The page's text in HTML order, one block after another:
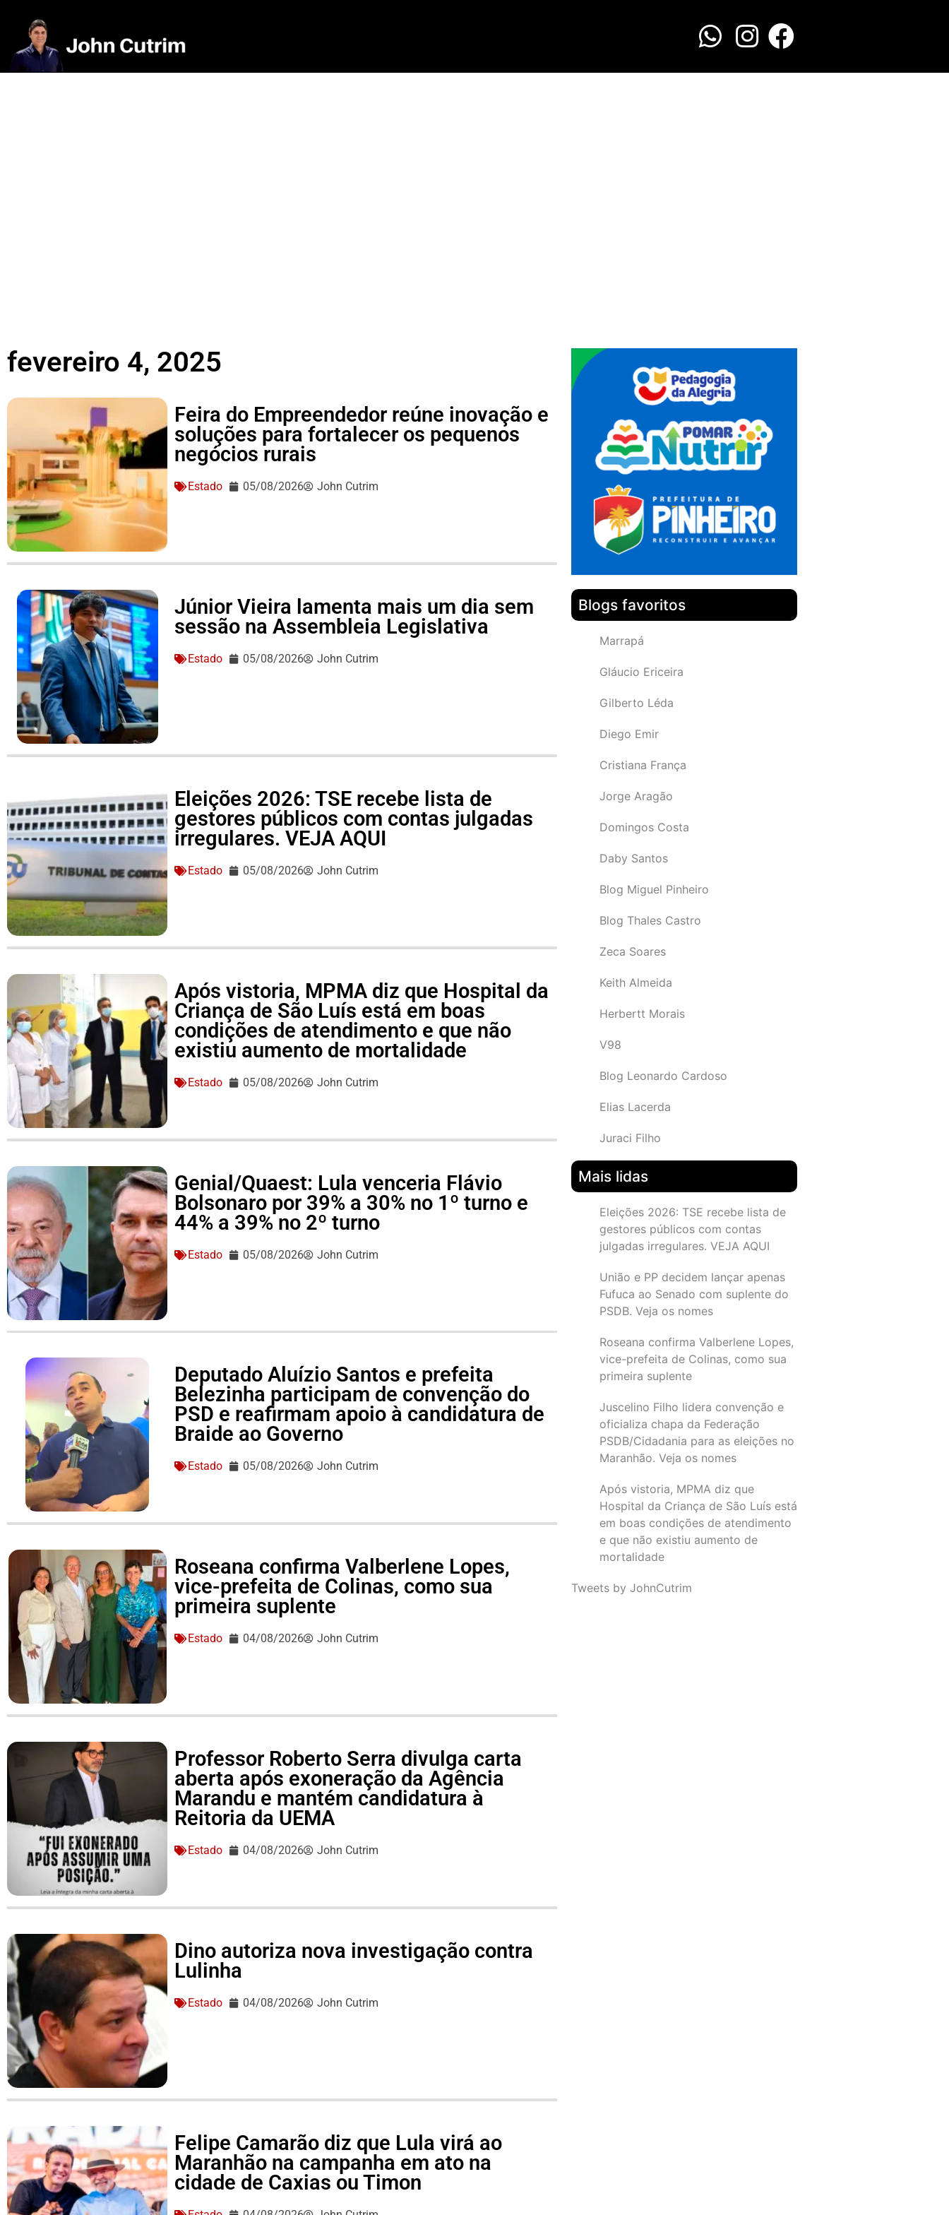
fevereiro 4, 2025
Feira do Empreendedor reúne inovação e
soluções para fortalecer os pequenos
negócios rurais
Estado 05/08/2026 John Cutrim
Júnior Vieira lamenta mais um dia sem
sessão na Assembleia Legislativa
Estado 05/08/2026 John Cutrim
Eleições 2026: TSE recebe lista de
gestores públicos com contas julgadas
irregulares. VEJA AQUI
Estado 05/08/2026 John Cutrim
Após vistoria, MPMA diz que Hospital da
Criança de São Luís está em boas
condições de atendimento e que não
existiu aumento de mortalidade
Estado 05/08/2026 John Cutrim
Genial/Quaest: Lula venceria Flávio
Bolsonaro por 39% a 30% no 1º turno e
44% a 39% no 2º turno
Estado 05/08/2026 John Cutrim
Deputado Aluízio Santos e prefeita
Belezinha participam de convenção do
PSD e reafirmam apoio à candidatura de
Braide ao Governo
Estado 05/08/2026 John Cutrim
Roseana confirma Valberlene Lopes,
vice-prefeita de Colinas, como sua
primeira suplente
Estado 04/08/2026 John Cutrim
Professor Roberto Serra divulga carta
aberta após exoneração da Agência
Marandu e mantém candidatura à
Reitoria da UEMA
Estado 04/08/2026 John Cutrim
Dino autoriza nova investigação contra
Lulinha
Estado 04/08/2026 John Cutrim
Felipe Camarão diz que Lula virá ao
Maranhão na campanha em ato na
cidade de Caxias ou Timon
Blogs favoritos
Marrapá
Gláucio Ericeira
Gilberto Léda
Diego Emir
Cristiana França
Jorge Aragão
Domingos Costa
Daby Santos
Blog Miguel Pinheiro
Blog Thales Castro
Zeca Soares
Keith Almeida
Herbertt Morais
V98
Blog Leonardo Cardoso
Elias Lacerda
Juraci Filho
Mais lidas
Eleições 2026: TSE recebe lista de
gestores públicos com contas
julgadas irregulares. VEJA AQUI
União e PP decidem lançar apenas
Fufuca ao Senado com suplente do
PSDB. Veja os nomes
Roseana confirma Valberlene Lopes,
vice-prefeita de Colinas, como sua
primeira suplente
Juscelino Filho lidera convenção e
oficializa chapa da Federação
PSDB/Cidadania para as eleições no
Maranhão. Veja os nomes
Após vistoria, MPMA diz que
Hospital da Criança de São Luís está
em boas condições de atendimento
e que não existiu aumento de
mortalidade
Tweets by JohnCutrim